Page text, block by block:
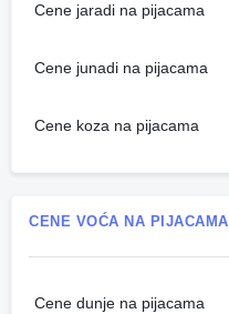
Cene jaradi na pijacama
Cene junadi na pijacama
Cene koza na pijacama
CENE VOĆA NA PIJACAMA
Cene dunje na pijacama